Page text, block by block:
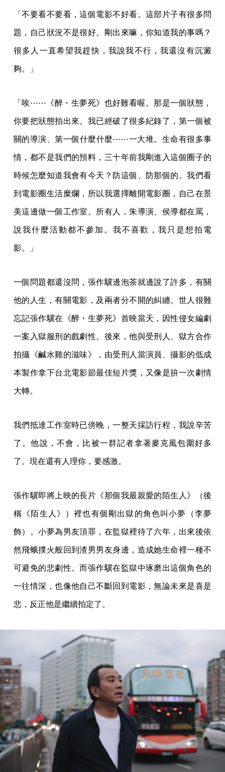
「不要看不要看，這個電影不好看。這部片子有很多問
題，自己狀況不是很好。剛出來嘛，你知道我的事嗎？
很多人一直希望我趕快，我說我不行，我還沒有沉澱
夠。」
「唉⋯⋯《醉・生夢死》也好難看喔。那是一個狀態，
你要把狀態拍出來。我已經破了很多紀錄了，第一個被
關的導演、第一個什麼什麼⋯⋯一大堆。生命有很多事
情，都不是我們的預料，三十年前我剛進入這個圈子的
時候怎麼知道我會有今天？防這個、防那個的。我們看
到電影圈生活糜爛，所以我選擇離開電影圈，自己在景
美這邊做一個工作室。所有人，朱導演、侯導都在罵，
說我什麼活動都不參加。我不喜歡，我只是想拍電
影。」
一個問題都還沒問，張作驥邊泡茶就邊說了許多，有關
他的人生，有關電影，及兩者分不開的糾纏。世人很難
忘記張作驥在《醉・生夢死》首映當天，因性侵女編劇
一案入獄服刑的戲劇性。後來，他與受刑人、獄方合作
拍攝《鹹水雞的滋味》，由受刑人當演員、攝影的低成
本製作拿下台北電影節最佳短片獎，又像是拚一次劇情
大轉。
我們抵達工作室時已傍晚，一整天採訪行程，我說辛苦
了。他說，不會，比被一群記者拿著麥克風包圍好多
了。現在還有人理你，要感激。
張作驥即將上映的長片《那個我最親愛的陌生人》（後
稱《陌生人》）裡也有個剛出獄的角色叫小夢（李夢
飾）。小夢為男友頂罪，在監獄裡待了六年，出來後依
然飛蛾撲火般回到渣男男友身邊，造成她生命裡一種不
可避免的悲劇性。而張作驥在監獄中琢磨出這個角色的
一往情深，也像他自己不斷回到電影，無論未來是喜是
悲，反正他是繼續拍定了。